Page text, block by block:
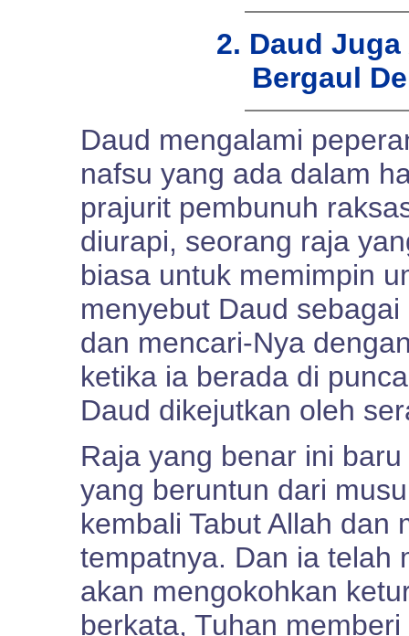
2. Daud
Bergaul
Daud mengalami
nafsu yang ada dalam
prajurit pembunuh
diurapi, seorang raja
biasa untuk memimpin
menyebut Daud
dan mencari-Nya
ketika ia berada di
Daud dikejutkan oleh
Raja yang benar ini
yang beruntun dari
kembali Tabut Allah dan
tempatnya. Dan ia telah
akan mengokohkan
berkata, Tuhan